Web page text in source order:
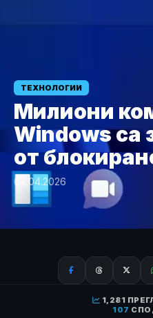
ТЕХНОЛОГИИ
Милиони
Windows са
от
04.04.2026
1,281
107